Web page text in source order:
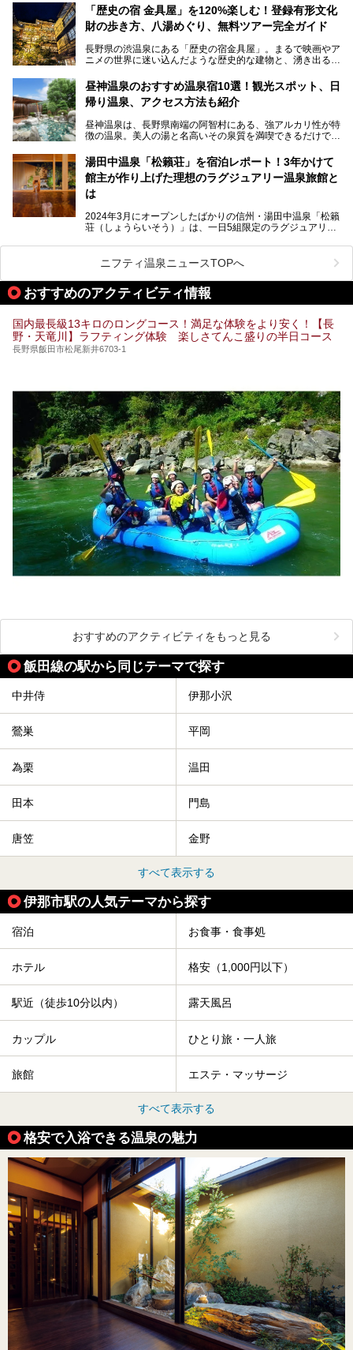
ので、野生のサルを観察する貴重な自然体験と温泉をあわせ
て楽しみたい人は、ぜひ参考にしてください。
リピートするファンも多い温泉です。冬はスキーと一緒に楽
しみたい極上の温泉を紹介します。
「歴史の宿 金具屋」を120%楽しむ！登録有形文化
財の歩き方、八湯めぐり、無料ツアー完全ガイド
長野県の渋温泉にある「歴史の宿金具屋」。まるで映画やア
ニメの世界に迷い込んだような歴史的な建物と、湧き出る温
を隅々まで楽しみたいですよね。この記事では、金具屋での
滞在を最高の思い出にするための「楽しみ方」を徹底的にご
紹介します！
昼神温泉のおすすめ温泉宿10選！観光スポット、日
帰り温泉、アクセス方法も紹介
昼神温泉は、長野県南端の阿智村にある、強アルカリ性が特
徴の温泉。美人の湯と名高いその泉質を満喫できるだけでな
昼神温泉では、朝市などの観光スポットや、信州名物のおや
きを楽しめるグルメスポットなど、観光を楽しむにはぴった
りの場所が豊富にあります。
この記事では、昼神温泉での滞在を充実させる宿泊施設や日
帰り温泉、見どころ満載の観光・グルメスポットに加え、ア
クセス方法も順に紹介します。
湯田中温泉「松籟荘」を宿泊レポート！3年かけて
館主が作り上げた理想のラグジュアリー温泉旅館と
は
2024年3月にオープンしたばかりの信州・湯田中温泉「松籟
荘（しょうらいそう）」は、一日5組限定のラグジュアリー
ライベートに楽しめる非日常感が味わえます。また宿泊者は
道向かいの「よろづや」の大浴場「桃山風呂」や共同浴場の
「湯田中大湯」も利用ができます。
極上のお湯に浸り上質なお料理に舌鼓、特別な日に泊まりた
い湯田中温泉「松籟荘」を、実際に宿泊した目線で紹介しま
ニフティ温泉ニュースTOPへ
おすすめのアクティビティ情報
国内最長級13キロのロングコース！満足な体験をより安く！【長
野・天竜川】ラフティング体験 楽しさてんこ盛りの半日コース
長野県飯田市松尾新井6703-1
おすすめのアクティビティをもっと見る
飯田線の駅から同じテーマで探す
中井侍 伊那小沢
鶯巣 平岡
為栗 温田
田本 門島
唐笠 金野
すべて表示する
伊那市駅の人気テーマから探す
宿泊 お食事・食事処
ホテル 格安（1,000円以下）
駅近（徒歩10分以内） 露天風呂
カップル ひとり旅・一人旅
旅館 エステ・マッサージ
すべて表示する
格安で入浴できる温泉の魅力